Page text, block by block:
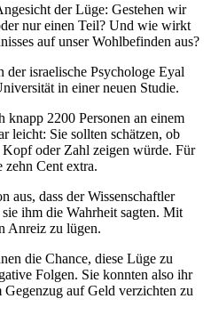
der Lüge: Gestehen wir
nur einen Teil? Und wie wirkt
auf unser Wohlbefinden aus?
der israelische Psychologe Eyal
in einer neuen Studie.
knapp 2200 Personen an einem
leicht: Sie sollten schätzen, ob
oder Zahl zeigen würde. Für
zehn Cent extra.
aus, dass der Wissenschaftler
ihm die Wahrheit sagten. Mit
Anreiz zu lügen.
die Chance, diese Lüge zu
Folgen. Sie konnten also ihr
auf Geld verzichten zu